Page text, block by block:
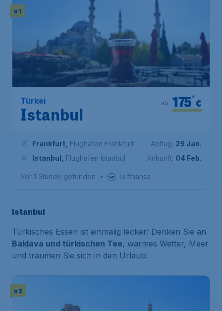
# 1
Türkei
Istanbul
€
175*
ab
Frankfurt Flughafen Frankfurt
Istanbul
Flughafen Istanbul
Abflug: 29 Jan.
Ankunft: 04 Feb.
Vor 1 Stunde gefunden • Lufthansa
Istanbul
Türkisches Essen ist einmalig lecker! Denken Sie an
Baklava und türkischen Tee, warmes Wetter, Meer
und träumen Sie sich in den Urlaub!
# 2